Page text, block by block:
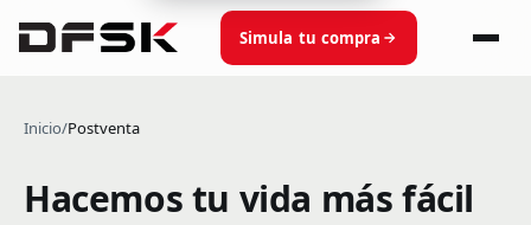
Simula tu compra
Inicio/Postventa
Hacemos tu vida más fácil